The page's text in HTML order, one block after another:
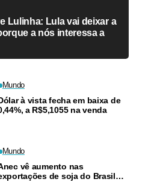
Lulinha: Lula vai deixar a
a nós interessa a
Mundo
à vista fecha em baixa de
a R$5,1055 na venda
Mundo
vê aumento nas
de soja do Brasil